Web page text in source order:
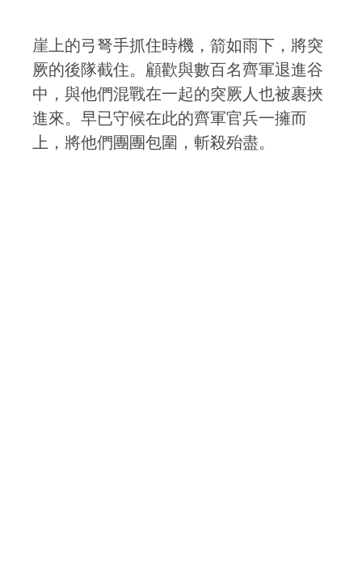
崖上的弓弩手抓住時機，箭如雨下，將突
厥的後隊截住。顧歡與數百名齊軍退進谷
中，與他們混戰在一起的突厥人也被裹挾
進來。早已守候在此的齊軍官兵一擁而
上，將他們團團包圍，斬殺殆盡。